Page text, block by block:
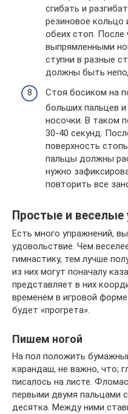
сгибать и
резиновое кольцо
обеих стоп. После
выпрямленными
ступни в разные
должны быть
Стоя босиком на
больших пальцев
носочки. В таком
30-40 секунд.
поверхность
пальцы должны
нужно
повторить все
Простые и веселые
Есть много упражнений,
удовольствие. Чем
гимнастику, тем лучше
из них могут поначалу
представляет в них
временем в игровой
будет «прогрета».
Пишем ногой
На пол положить
карандаш, не важно, что;
писалось на листе.
первыми двумя пальцами
десятка. Между ними